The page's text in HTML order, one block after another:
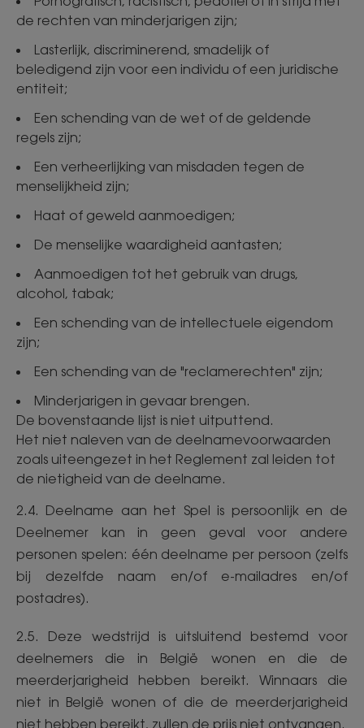
de rechten van minderjarigen zijn;
Lasterlijk, discriminerend, smadelijk of
beledigend zijn voor een individu of een juridische
entiteit;
Een schending van de wet of de geldende
regels zijn;
Een verheerlijking van misdaden tegen de
menselijkheid zijn;
Haat of geweld aanmoedigen;
De menselijke waardigheid aantasten;
Aanmoedigen tot het gebruik van drugs,
alcohol, tabak;
Een schending van de intellectuele eigendom
zijn;
Een schending van de "reclamerechten" zijn;
Minderjarigen in gevaar brengen.
De bovenstaande lijst is niet uitputtend.
Het niet naleven van de deelnamevoorwaarden
zoals uiteengezet in het Reglement zal leiden tot
de nietigheid van de deelname.
2.4. Deelname aan het Spel is persoonlijk en de
Deelnemer kan in geen geval voor andere
personen spelen: één deelname per persoon (zelfs
bij dezelfde naam en/of e-mailadres en/of
postadres).
2.5. Deze wedstrijd is uitsluitend bestemd voor
deelnemers die in België wonen en die de
meerderjarigheid hebben bereikt. Winnaars die
niet in België wonen of die de meerderjarigheid
niet hebben bereikt, zullen de prijs niet ontvangen.